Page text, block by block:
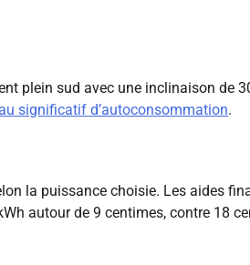
plein sud avec une inclinaison de
significatif d’autoconsommation.
la puissance choisie. Les aides
autour de 9 centimes, contre 18